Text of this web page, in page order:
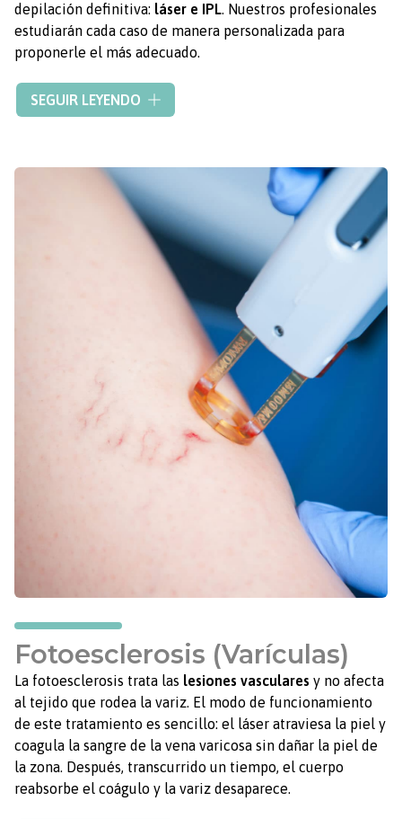
depilación definitiva: láser e IPL. Nuestros profesionales
estudiarán cada caso de manera personalizada para
proponerle el más adecuado.
El sistema dedepilación de IPL
fotodepilación con luz pulsada
depilación permite eliminar el vello indeseado y mejora
la calidad de la piel, consiguiendo que se vuelva más
depilación láserofrece la eliminación
definitiva del vello eliminando la raíz del mismo.
SEGUIR LEYENDO
Fotoesclerosis (Varículas)
La fotoesclerosis trata las lesiones vasculares y no afecta
al tejido que rodea la variz. El modo de funcionamiento
de este tratamiento es sencillo: el láser atraviesa la piel y
coagula la sangre de la vena varicosa sin dañar la piel de
la zona. Después, transcurrido un tiempo, el cuerpo
reabsorbe el coágulo y la variz desaparece.